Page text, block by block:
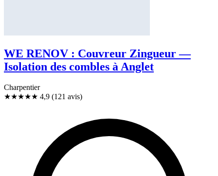
WE RENOV : Couvreur Zingueur —
Isolation des combles à Anglet
Charpentier
★★★★★ 4,9 (121 avis)